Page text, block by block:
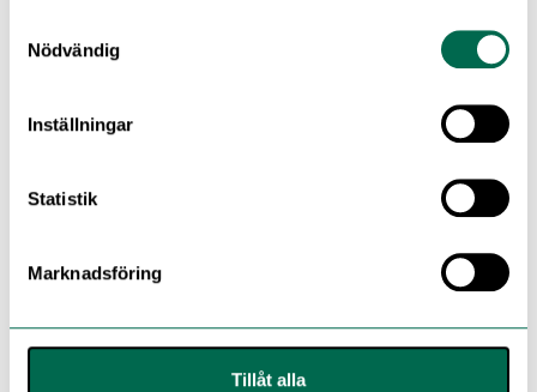
Nödvändig
Inställningar
Statistik
Marknadsföring
Tillåt alla